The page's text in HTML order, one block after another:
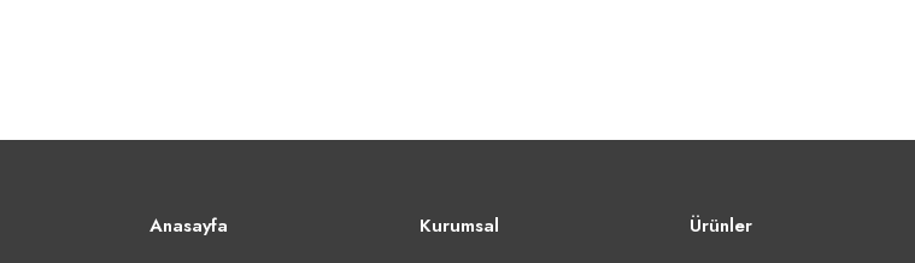
Anasayfa
Kurumsal
Ürünler